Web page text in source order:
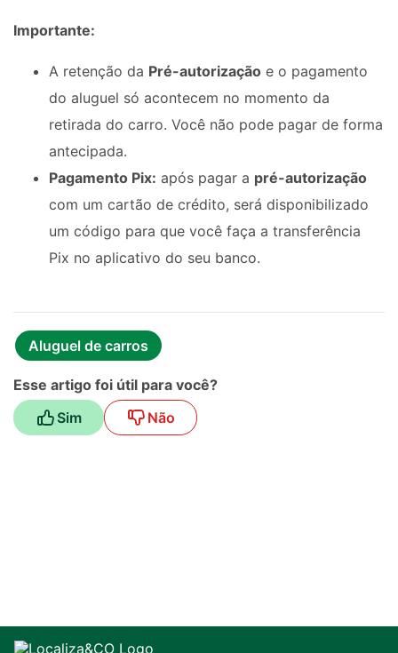
Importante:
A retenção da Pré-autorização e o pagamento
do aluguel só acontecem no momento da
retirada do carro. Você não pode pagar de forma
antecipada.
Pagamento Pix: após pagar a pré-autorização
com um cartão de crédito, será disponibilizado
um código para que você faça a transferência
Pix no aplicativo do seu banco.
Esse artigo foi útil para você?
Sim
Não
Aluguel de carros